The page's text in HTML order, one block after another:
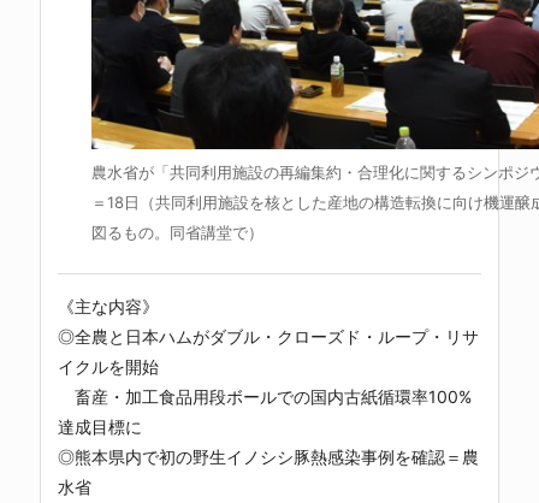
農水省が「共同利用施設の再編集約・合理化に関するシンポジ
＝18日（共同利用施設を核とした産地の構造転換に向け機運醸
図るもの。同省講堂で）
《主な内容》
◎全農と日本ハムがダブル・クローズド・ループ・リサ
イクルを開始
畜産・加工食品用段ボールでの国内古紙循環率100%
達成目標に
◎熊本県内で初の野生イノシシ豚熱感染事例を確認＝農
水省